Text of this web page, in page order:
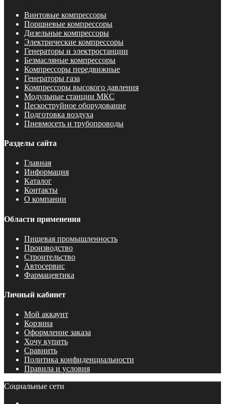
Винтовые компрессоры
Поршневые компрессоры
Дизельные компрессоры
Электрические компрессоры
Генераторы и электростанции
Безмасляные компрессоры
Компрессоры передвижные
Генераторы газа
Компрессоры высокого давления
Модульные станции МКС
Пескоструйное оборудование
Подготовка воздуха
Пневмосеть и трубопроводы
Разделы сайта
Главная
Информация
Каталог
Контакты
О компании
Области применения
Пищевая промышленность
Производство
Строительство
Автосервис
Фармацевтика
Личный кабинет
Мой аккаунт
Корзина
Оформление заказа
Хочу купить
Сравнить
Политика конфиденциальности
Правила и условия
Социальные сети